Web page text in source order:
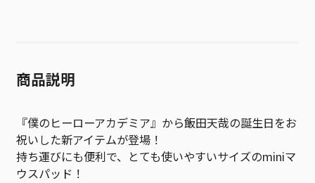
商品説明
『僕のヒーローアカデミア』から飯田天哉の誕生日をお
祝いした新アイテムが登場！
持ち運びにも便利で、とても使いやすいサイズのminiマ
ウスパッド！